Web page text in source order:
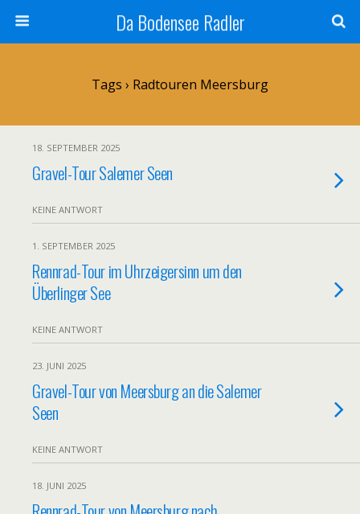
Da Bodensee Radler
Tags › Radtouren Meersburg
18. SEPTEMBER 2025
Gravel-Tour Salemer Seen
KEINE ANTWORT
1. SEPTEMBER 2025
Rennrad-Tour im Uhrzeigersinn um den
Überlinger See
KEINE ANTWORT
23. JUNI 2025
Gravel-Tour von Meersburg an die Salemer
Seen
KEINE ANTWORT
18. JUNI 2025